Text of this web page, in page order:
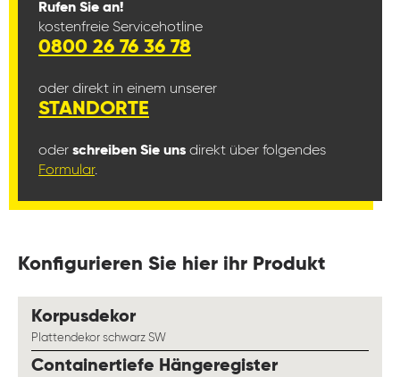
Rufen Sie an!
kostenfreie Servicehotline
0800 26 76 36 78
oder direkt in einem unserer
STANDORTE
oder schreiben Sie uns direkt über folgendes
Formular.
Konfigurieren Sie hier ihr Produkt
Korpusdekorauswählen
Plattendekor schwarz SW
Containertiefe Hängeregisterauswählen